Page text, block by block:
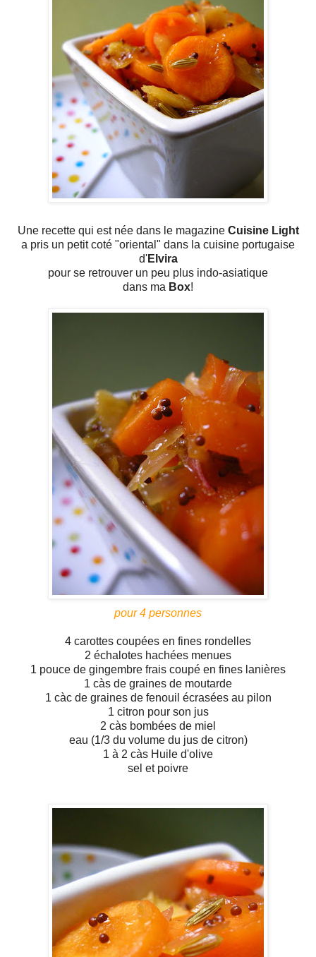
Une recette qui est née dans le magazine Cuisine Light
a pris un petit coté "oriental" dans la cuisine portugaise
d'Elvira
pour se retrouver un peu plus indo-asiatique
dans ma Box!
pour 4 personnes
4 carottes coupées en fines rondelles
2 échalotes hachées menues
1 pouce de gingembre frais coupé en fines lanières
1 càs de graines de moutarde
1 càc de graines de fenouil écrasées au pilon
1 citron pour son jus
2 càs bombées de miel
eau (1/3 du volume du jus de citron)
1 à 2 càs Huile d'olive
sel et poivre